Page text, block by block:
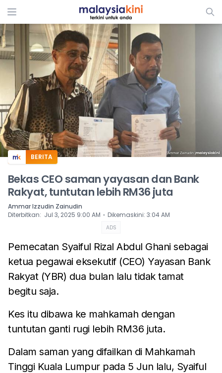
ADS
BERITA
Bekas CEO saman yayasan dan Bank
Rakyat, tuntutan lebih RM36 juta
Ammar Izzudin Zainudin
Diterbitkan: Jul 3, 2025 9:00 AM ⋅ Dikemaskini: 3:04 AM
ADS
Pemecatan Syaiful Rizal Abdul Ghani sebagai
ketua pegawai eksekutif (CEO) Yayasan Bank
Rakyat (YBR) dua bulan lalu tidak tamat
begitu saja.
Kes itu dibawa ke mahkamah dengan
tuntutan ganti rugi lebih RM36 juta.
Dalam saman yang difailkan di Mahkamah
Tinggi Kuala Lumpur pada 5 Jun lalu, Syaiful